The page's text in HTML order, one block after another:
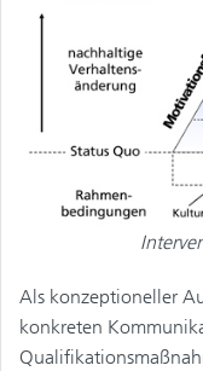
Als konzeptioneller
konkreten